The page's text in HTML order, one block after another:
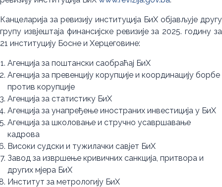
Канцеларија за ревизију институција БиХ објављује другу
групу извјештаја финансијске ревизије за 2025. годину за
21 институцију Босне и Херцеговине:
Агенција за поштански саобраћај БиХ
Агенција за превенцију корупције и координацију борбе
против корупције
Агенција за статистику БиХ
Агенција за унапређење иностраних инвестиција у БиХ
Агенција за школовање и стручно усавршавање
кадрова
Високи судски и тужилачки савјет БиХ
Завод за извршење кривичних санкција, притвора и
других мјера БиХ
Институт за метрологију БиХ